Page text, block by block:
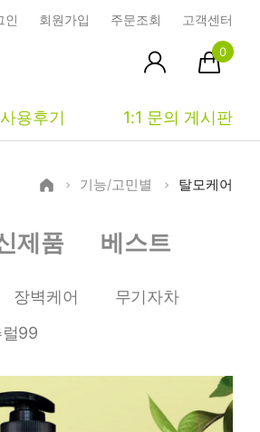
인 회원가입 주문조회 고객센터
0
사용후기 1:1 문의 게시판
사모
품문의
물통신
사항
장바구니
기능/고민별 탈모케어
제품 베스트
장벽케어
무기자차
99